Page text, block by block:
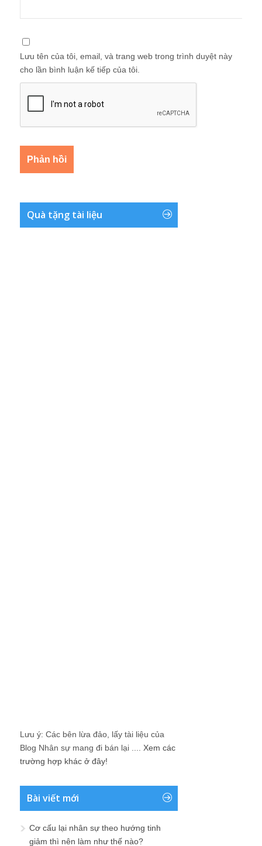
Lưu tên của tôi, email, và trang web trong trình duyệt này
cho lần bình luận kế tiếp của tôi.
Quà tặng tài liệu
Lưu ý: Các bên lừa đảo, lấy tài liệu của
Blog Nhân sự mang đi bán lại .... Xem các
trường hợp khác ở đây!
Bài viết mới
Cơ cấu lại nhân sự theo hướng tinh
giảm thì nên làm như thế nào?